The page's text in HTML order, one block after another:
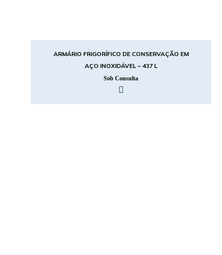
ARMÁRIO FRIGORÍFICO DE CONSERVAÇÃO EM
AÇO INOXIDÁVEL – 437 L
Sob Consulta